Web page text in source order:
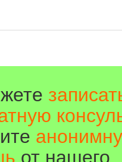
от нашего